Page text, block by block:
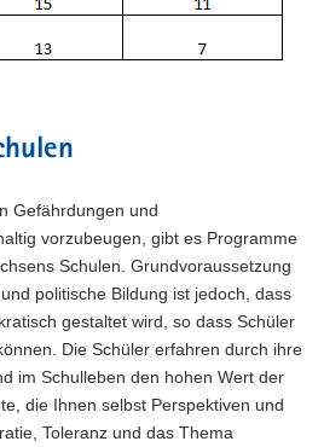
Gefährdungen und
vorzubeugen, gibt es Programme
Schulen. Grundvoraussetzung
politische Bildung ist jedoch, dass
gestaltet wird, so dass Schüler
Die Schüler erfahren durch ihre
im Schulleben den hohen Wert der
die Ihnen selbst Perspektiven und
Toleranz und das Thema